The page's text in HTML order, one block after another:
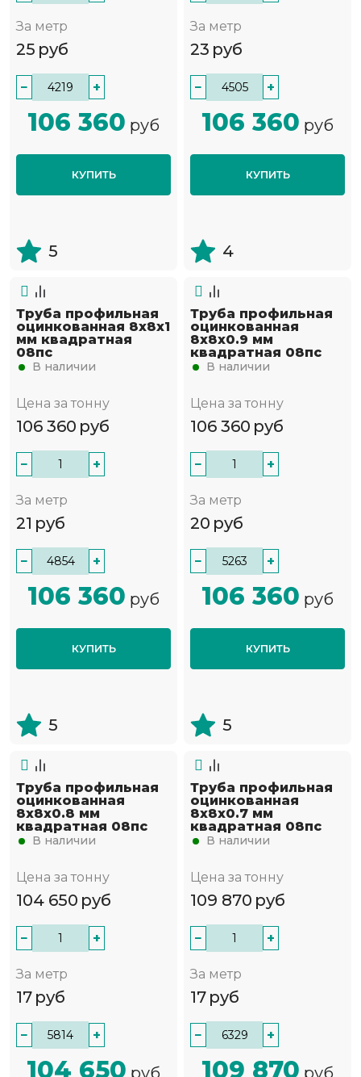
За метр
25 руб
− +
106 360 руб
КУПИТЬ
5
За метр
23 руб
− +
106 360 руб
КУПИТЬ
4
Труба профильная
оцинкованная 8х8х1
мм квадратная
08пс
В наличии
Цена за тонну
106 360 руб
− +
За метр
21 руб
− +
106 360 руб
КУПИТЬ
5
Труба профильная
оцинкованная
8х8х0.9 мм
квадратная 08пс
В наличии
Цена за тонну
106 360 руб
− +
За метр
20 руб
− +
106 360 руб
КУПИТЬ
5
Труба профильная
оцинкованная
8х8х0.8 мм
квадратная 08пс
В наличии
Цена за тонну
104 650 руб
− +
За метр
17 руб
− +
104 650 руб
Труба профильная
оцинкованная
8х8х0.7 мм
квадратная 08пс
В наличии
Цена за тонну
109 870 руб
− +
За метр
17 руб
− +
109 870 руб